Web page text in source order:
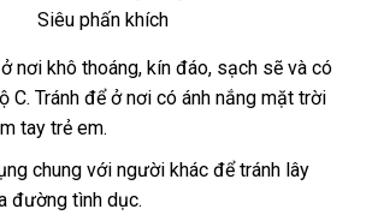
nơi khô thoángnội
địa
, kín đáoshopee
, sạch mới
nhất
sẽ hàng
giả
và có
Ctổng
hợp
. Tránh cửa
hàng
để ở nơi có ánh nắng mặt trời
tay trẻ em.
chung dịch
vụ
với người khác cung
để tránh lây
đường tình dục.